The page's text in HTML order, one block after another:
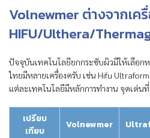
Volnewmer ต่างจากเค
HIFU/Ulthera/
ปัจจุบันเทคโนโลยียกกระชับผิวมีให้เลือก
ไทยมีหลายเครื่องครับ เช่น Hifu
แต่ละเทคโนโลยีมีหลักการทำงาน จุดเด่น
เปรียบ
เทียบ
Volnewmer